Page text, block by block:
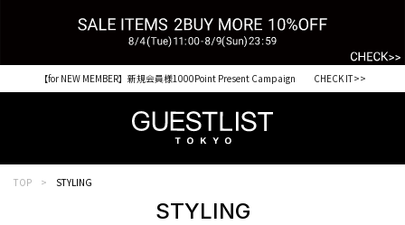
【for NEW MEMBER】新規会員様1000Point Present Campaign CHECK IT>>
TOP STYLING
STYLING